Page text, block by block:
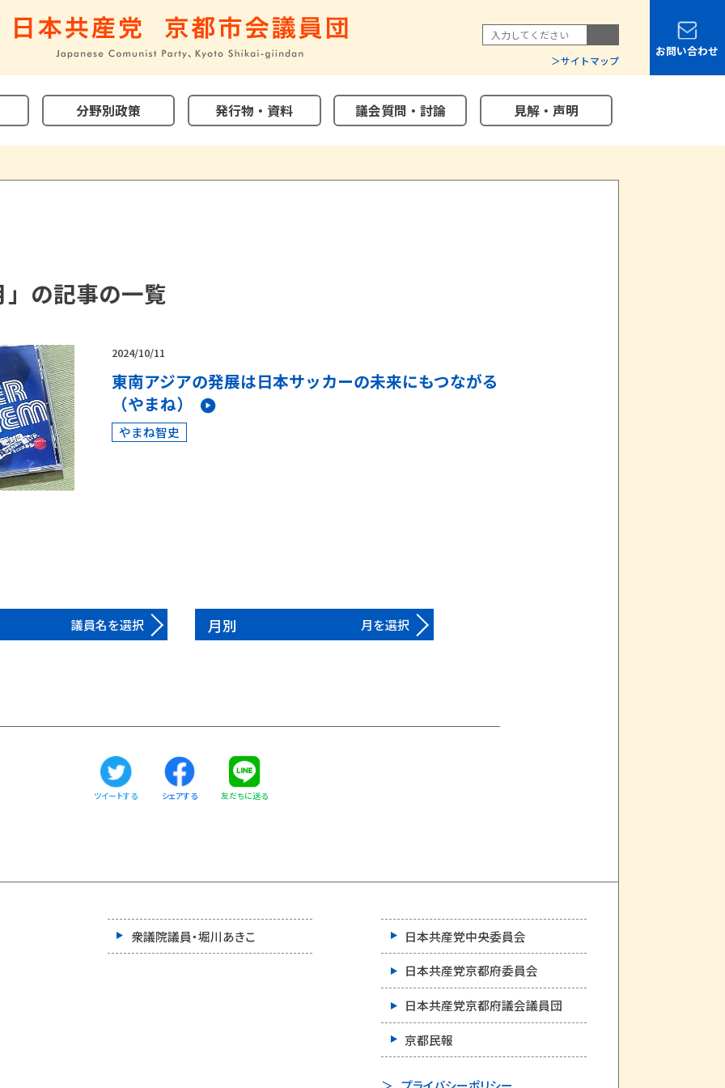
サイトマップ
分野別政策 発行物・資料 議会質問・討論 見解・声明
お問い合わせ
の記事の一覧
2024/10/11
東南アジアの発展は日本サッカーの未来にもつながる
（やまね）
やまね智史
議員名を選択 月別 月を選択
ツイートする シェアする 友だちに送る
衆議院議員・堀川あきこ 日本共産党中央委員会
日本共産党京都府委員会
日本共産党京都府議会議員団
京都民報